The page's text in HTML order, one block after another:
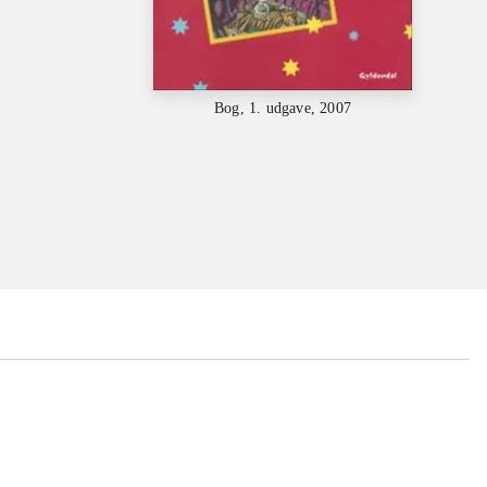
Bog, 1. udgave, 2007